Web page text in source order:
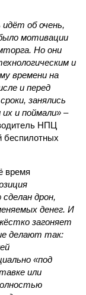
идёт об очень,
мотивации
Но они
и
времени на
и перед
занялись
и поймали» –
НПЦ
беспилотных
время
дрон,
денег. И
загоняет
делают так:
«под
или